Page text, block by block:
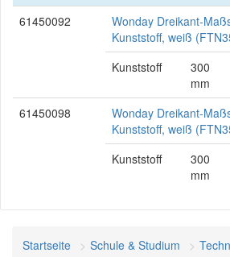
61450092
Wonday Dreikant-
Kunststoff, weiß
Kunststoff
300
mm
61450098
Wonday Dreikant-
Kunststoff, weiß
Kunststoff
300
mm
Startseite Schule & Studium